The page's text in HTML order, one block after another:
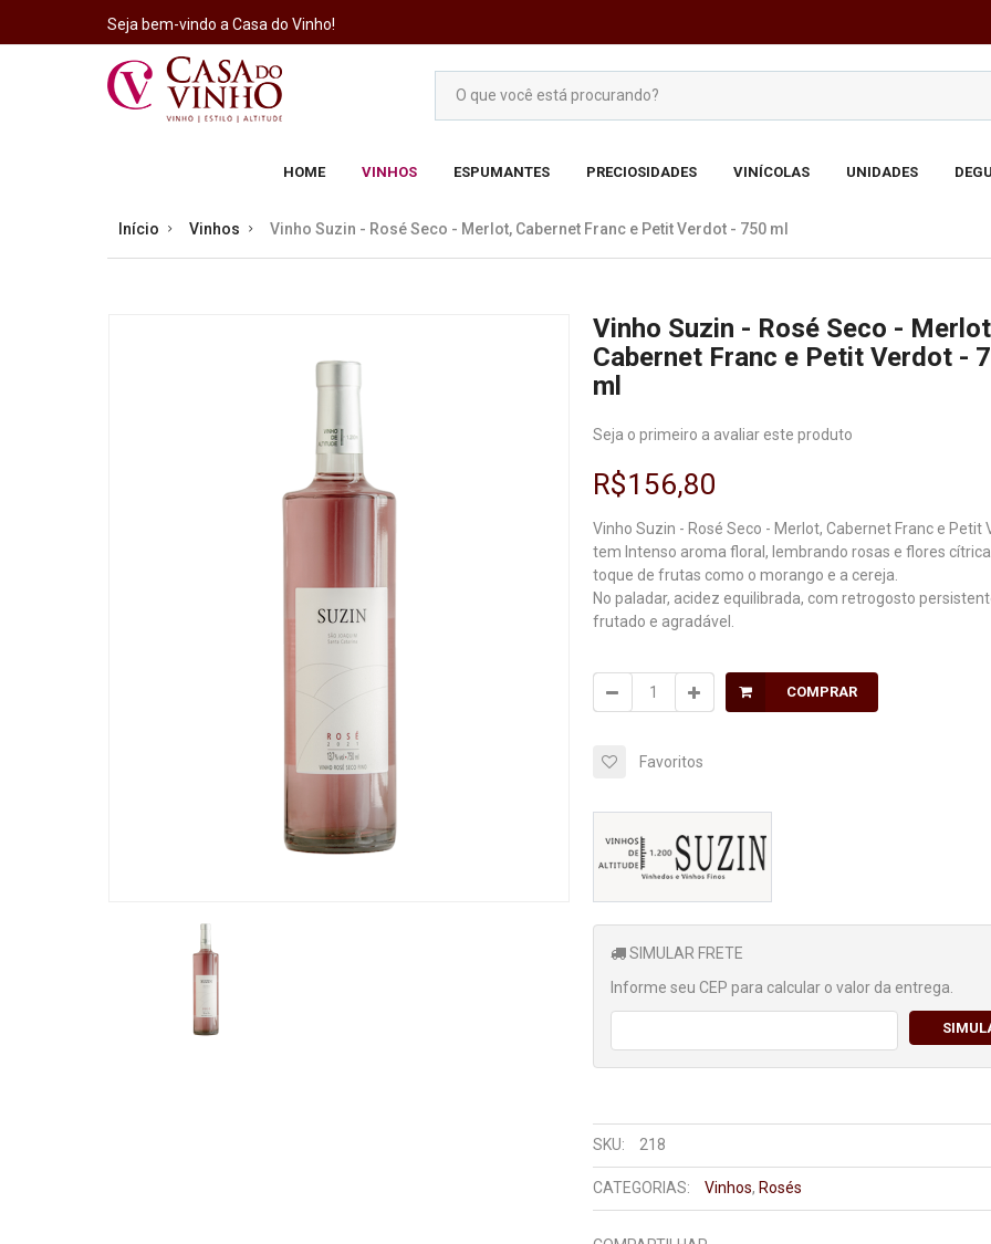
Seja bem-vindo a Casa do Vinho!
HOME VINHOS ESPUMANTES PRECIOSIDADES VINÍCOLAS UNIDADES
Início Vinhos Vinho Suzin - Rosé Seco - Merlot, Cabernet Franc e Petit Verdot - 750 ml
Vinho Suzin - Rosé Seco -
Cabernet Franc e Petit Verdot -
ml
Seja o primeiro a avaliar este produto
R$156,80
Vinho Suzin - Rosé Seco - Merlot, Cabernet Franc e Petit
tem Intenso aroma floral, lembrando rosas e flores
toque de frutas como o morango e a cereja.
No paladar, acidez equilibrada, com retrogosto
frutado e agradável.
COMPRAR
Favoritos
SIMULAR FRETE
Informe seu CEP para calcular o valor da entrega.
SKU: 218
CATEGORIAS: Vinhos, Rosés